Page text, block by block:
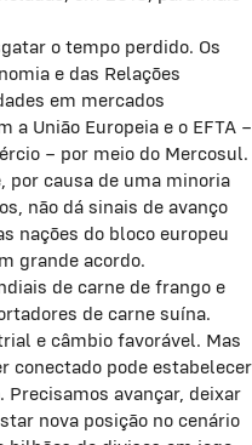
o tempo perdido. Os
e das Relações
em mercados
a União Europeia e o EFTA –
– por meio do Mercosul.
por causa de uma minoria
não dá sinais de avanço
nações do bloco europeu
grande acordo.
de carne de frango e
de carne suína.
e câmbio favorável. Mas
conectado pode estabelecer
Precisamos avançar, deixar
nova posição no cenário